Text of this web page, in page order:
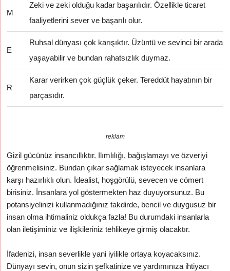
M
Zeki ve zeki olduğu kadar başarılıdır. Özellikle ticaret
faaliyetlerini sever ve başarılı olur.
E
Ruhsal dünyası çok karışıktır. Üzüntü ve sevinci bir arada
yaşayabilir ve bundan rahatsızlık duymaz.
R
Karar verirken çok güçlük çeker. Tereddüt hayatının bir
parçasıdır.
reklam
Gizil gücünüz insancıllıktır. Ilımlılığı, bağışlamayı ve özveriyi
öğrenmelisiniz. Bundan çıkar sağlamak isteyecek insanlara
karşı hazırlıklı olun. İdealist, hoşgörülü, sevecen ve cömert
birisiniz. İnsanlara yol göstermekten haz duyuyorsunuz. Bu
potansiyelinizi kullanmadığınız takdirde, bencil ve duygusuz bir
insan olma ihtimaliniz oldukça fazla! Bu durumdaki insanlarla
olan iletişiminiz ve ilişkileriniz tehlikeye girmiş olacaktır.
İfadenizi, insan severlikle yani iyilikle ortaya koyacaksınız.
Dünyayı sevin, onun sizin şefkatinize ve yardımınıza ihtiyacı